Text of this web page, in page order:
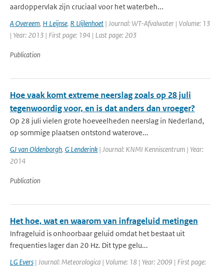
aardoppervlak zijn cruciaal voor het waterbeh...
A Overeem, H Leijnse, R Uijlenhoet | Journal: WT-Afvalwater | Volume: 13
| Year: 2013 | First page: 194 | Last page: 203
Publication
Hoe vaak komt extreme neerslag zoals op 28 juli
tegenwoordig voor, en is dat anders dan vroeger?
Op 28 juli vielen grote hoeveelheden neerslag in Nederland,
op sommige plaatsen ontstond waterove...
GJ van Oldenborgh, G Lenderink | Journal: KNMI Kenniscentrum | Year:
2014
Publication
Het hoe, wat en waarom van infrageluid metingen
Infrageluid is onhoorbaar geluid omdat het bestaat uit
frequenties lager dan 20 Hz. Dit type gelu...
LG Evers | Journal: Meteorologica | Volume: 18 | Year: 2009 | First page: